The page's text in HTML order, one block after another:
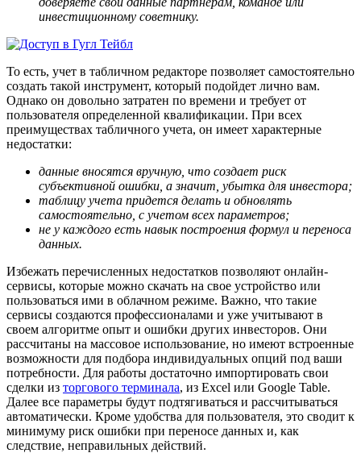
инвестиционному советнику.
То есть, учет в табличном редакторе позволяет самостоятельно
создать такой инструмент, который подойдет лично вам.
Однако он довольно затратен по времени и требует от
пользователя определенной квалификации. При всех
преимуществах табличного учета, он имеет характерные
недостатки:
данные вносятся вручную, что создает риск
субъективной ошибки, а значит, убытка для инвестора;
таблицу учета придется делать и обновлять
самостоятельно, с учетом всех параметров;
не у каждого есть навык построения формул и переноса
данных.
Избежать перечисленных недостатков позволяют онлайн-
сервисы, которые можно скачать на свое устройство или
пользоваться ими в облачном режиме. Важно, что такие
сервисы создаются профессионалами и уже учитывают в
своем алгоритме опыт и ошибки других инвесторов. Они
рассчитаны на массовое использование, но имеют встроенные
возможности для подбора индивидуальных опций под ваши
потребности. Для работы достаточно импортировать свои
сделки из торгового терминала, из Excel или Google Table.
Далее все параметры будут подтягиваться и рассчитываться
автоматически. Кроме удобства для пользователя, это сводит к
минимуму риск ошибки при переносе данных и, как
следствие, неправильных действий.